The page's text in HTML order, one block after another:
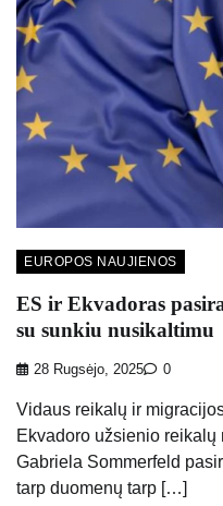
EUROPOS NAUJIENOS
ES ir Ekvadoras
su sunkiu nusikaltimu
28 Rugsėjo, 2025 0
Vidaus reikalų ir
Ekvadoro užsienio
Gabriela Sommerfeld
tarp duomenų tarp […]